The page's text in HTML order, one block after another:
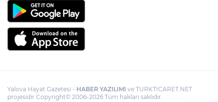
Yalova Hayat Gazetesi - HABER YAZILIMI ve TURKTICARET.NET
projesidir Copyright© 2006-2026 Tüm hakları saklıdır.